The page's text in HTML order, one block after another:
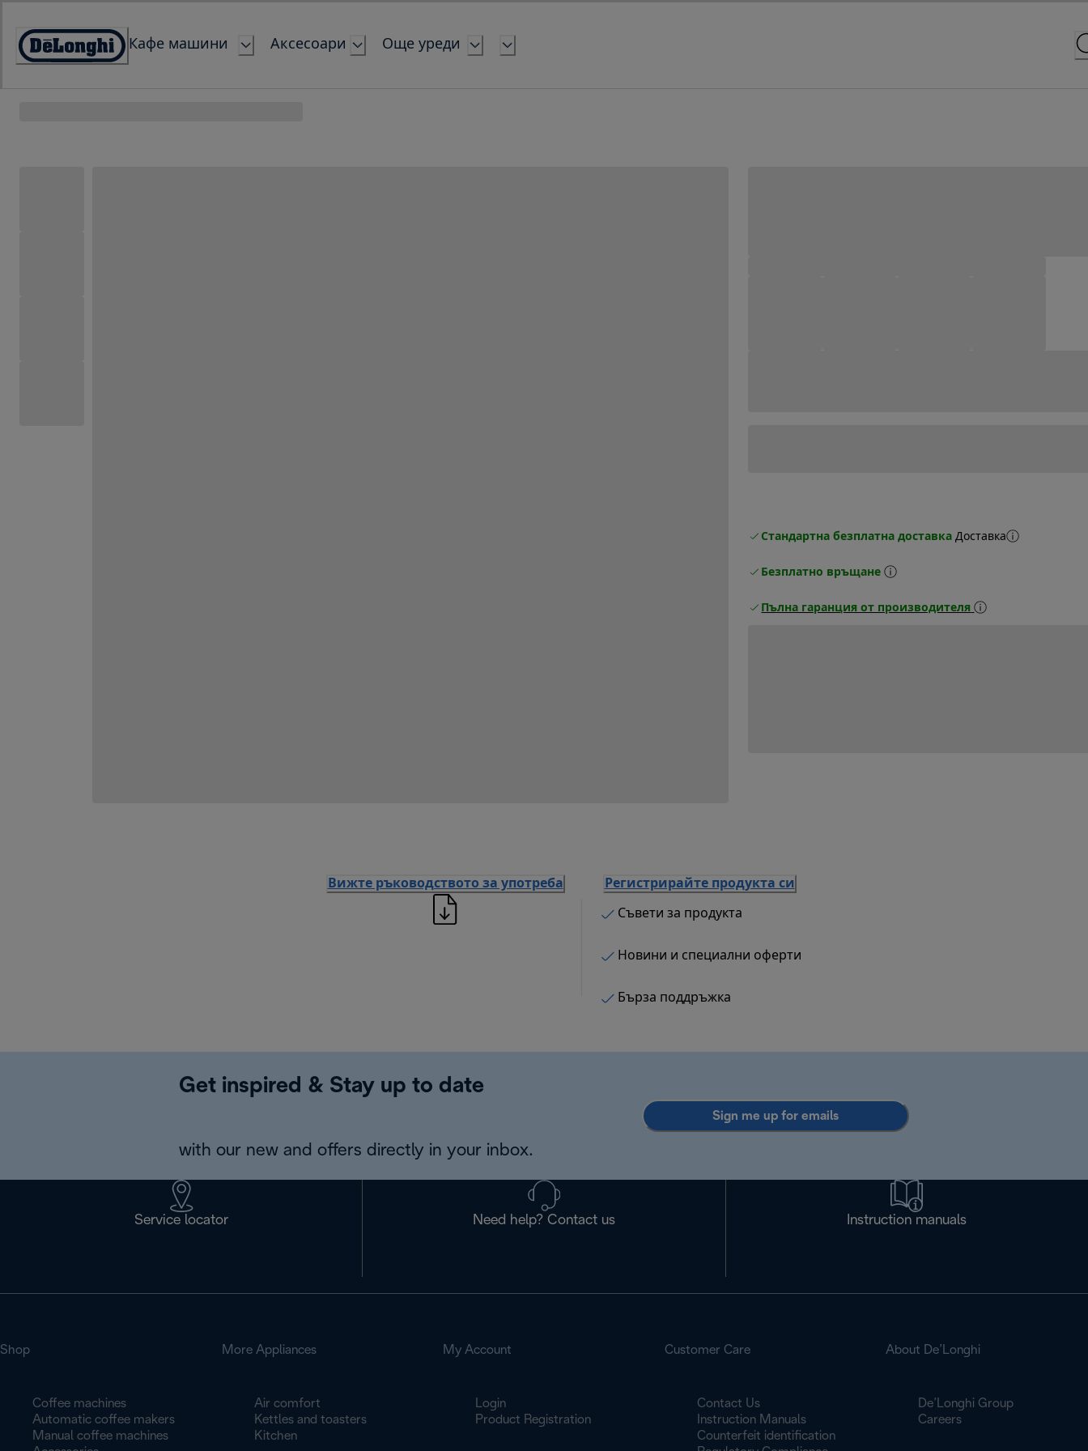
Content
Accessibility
Кафе машини Аксесоари Още уреди
Стандартна безплатна доставка Доставка
Безплатно връщане
Пълна гаранция от производителя
Вижте ръководството за употреба Регистрирайте продукта си
Съвети за продукта
Новини и специални оферти
Бърза поддръжка
Get inspired & Stay up to date
with our new and offers directly in your inbox.
Sign me up for emails
Service locator Need help? Contact us Instruction manuals
Shop
Coffee machines
Automatic coffee makers
Manual coffee machines
More Appliances
Air comfort
Kettles and toasters
Kitchen
My Account
Login
Product Registration
Customer Care
Contact Us
Instruction Manuals
Counterfeit identification
About De’Longhi
De’Longhi Group
Careers